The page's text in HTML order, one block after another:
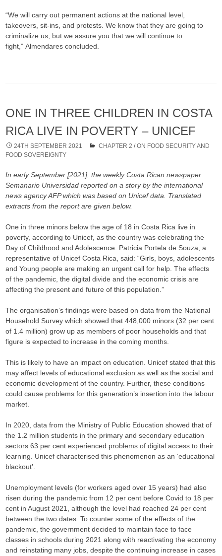
“We will carry out permanent actions at the national level,
takeovers, sit-ins, and protests. We know that they are going to
criminalize us, but we assure you that we will continue to
fight,” Almendares concluded.
ONE IN THREE CHILDREN IN COSTA
RICA LIVE IN POVERTY – UNICEF
24TH SEPTEMBER 2021 CHAPTER 2 /ON FOOD SECURITY AND
FOOD SOVEREIGNTY
In early September [2021], the weekly Costa Rican newspaper
Semanario Universidad reported on a story by the international
news agency AFP which was based on Unicef data. Translated
extracts from the report are given below.
One in three minors below the age of 18 in Costa Rica live in
poverty, according to Unicef, as the country was celebrating the
Day of Childhood and Adolescence. Patricia Portela de Souza, a
representative of Unicef Costa Rica, said: “Girls, boys, adolescents
and Young people are making an urgent call for help. The effects
of the pandemic, the digital divide and the economic crisis are
affecting the present and future of this population.”
The organisation’s findings were based on data from the National
Household Survey which showed that 448,000 minors (32 per cent
of 1.4 million) grow up as members of poor households and that
figure is expected to increase in the coming months.
This is likely to have an impact on education. Unicef stated that this
may affect levels of educational exclusion as well as the social and
economic development of the country. Further, these conditions
could cause problems for this generation’s insertion into the labour
market.
In 2020, data from the Ministry of Public Education showed that of
the 1.2 million students in the primary and secondary education
sectors 63 per cent experienced problems of digital access to their
learning. Unicef characterised this phenomenon as an ‘educational
blackout’.
Unemployment levels (for workers aged over 15 years) had also
risen during the pandemic from 12 per cent before Covid to 18 per
cent in August 2021, although the level had reached 24 per cent
between the two dates. To counter some of the effects of the
pandemic, the government decided to maintain face to face
classes in schools during 2021 along with reactivating the economy
and reinstating many jobs, despite the continuing increase in cases